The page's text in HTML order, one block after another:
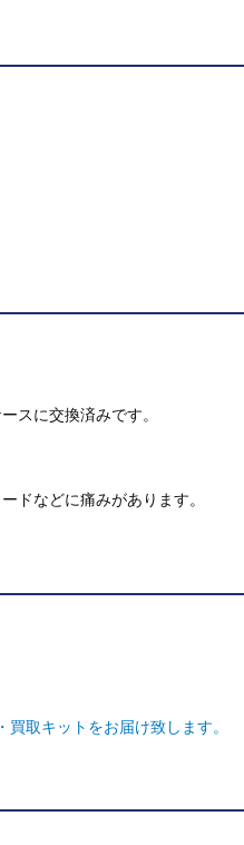
スに交換済みです。
ドなどに痛みがあります。
取キットをお届け致します。